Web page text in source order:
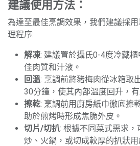
建議使用方法：
為達至最佳烹調效果，我們建議採
理程序:
解凍: 建議置於攝氏0-4度冷藏
佳肉質和汁液。
回溫: 烹調前將豬梅肉從冰箱取
30分鐘，使其內部溫度回升，
擦乾: 烹調前用廚房紙巾徹底擦
助於煎烤時形成焦脆外皮。
切片/切扒: 根據不同菜式需求
炒、火鍋，或切成較厚的扒狀用